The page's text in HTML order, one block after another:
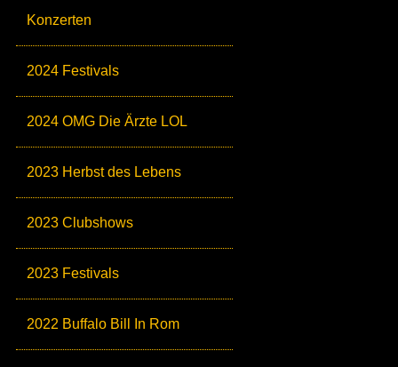
Konzerten
2024 Festivals
2024 OMG Die Ärzte LOL
2023 Herbst des Lebens
2023 Clubshows
2023 Festivals
2022 Buffalo Bill In Rom